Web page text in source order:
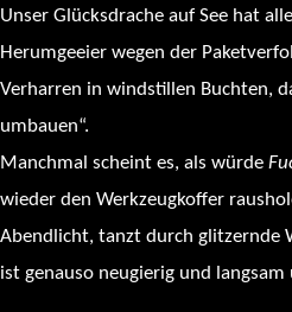
Unser Glücksdrache auf See hat
Herumgeeier wegen der
Verharren in windstillen Buchten,
umbauen“.
Manchmal scheint es, als würde
wieder den Werkzeugkoffer
Abendlicht, tanzt durch glitzernde
ist genauso neugierig und